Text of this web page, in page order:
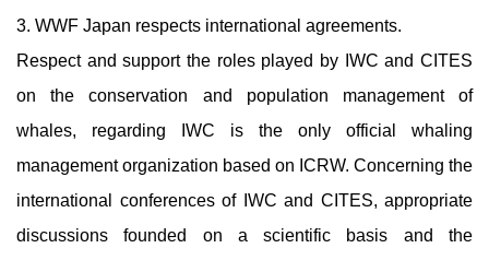
3. WWF Japan respects international agreements.
Respect and support the roles played by IWC and CITES
on the conservation and population management of
whales, regarding IWC is the only official whaling
management organization based on ICRW. Concerning the
international conferences of IWC and CITES, appropriate
discussions founded on a scientific basis and the